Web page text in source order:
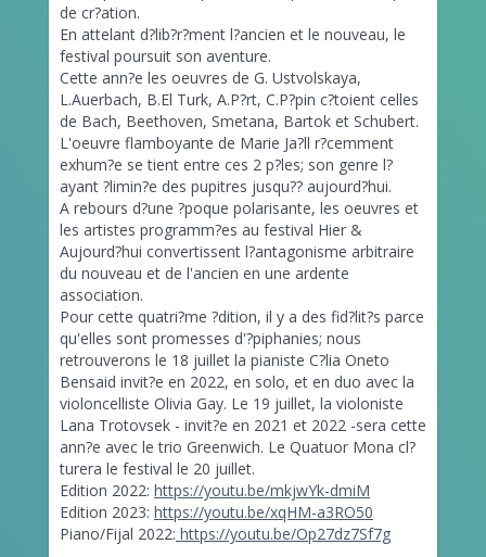
de cr?ation.
En attelant d?lib?r?ment l?ancien et le nouveau, le
festival poursuit son aventure.
Cette ann?e les oeuvres de G. Ustvolskaya,
L.Auerbach, B.El Turk, A.P?rt, C.P?pin c?toient celles
de Bach, Beethoven, Smetana, Bartok et Schubert.
L'oeuvre flamboyante de Marie Ja?ll r?cemment
exhum?e se tient entre ces 2 p?les; son genre l?
ayant ?limin?e des pupitres jusqu?? aujourd?hui.
A rebours d?une ?poque polarisante, les oeuvres et
les artistes programm?es au festival Hier &
Aujourd?hui convertissent l?antagonisme arbitraire
du nouveau et de l'ancien en une ardente
association.
Pour cette quatri?me ?dition, il y a des fid?lit?s parce
qu'elles sont promesses d'?piphanies; nous
retrouverons le 18 juillet la pianiste C?lia Oneto
Bensaid invit?e en 2022, en solo, et en duo avec la
violoncelliste Olivia Gay. Le 19 juillet, la violoniste
Lana Trotovsek - invit?e en 2021 et 2022 -sera cette
ann?e avec le trio Greenwich. Le Quatuor Mona cl?
turera le festival le 20 juillet.
Edition 2022: https://youtu.be/mkjwYk-dmiM
Edition 2023: https://youtu.be/xqHM-a3RO50
Piano/Fijal 2022: https://youtu.be/Op27dz7Sf7g